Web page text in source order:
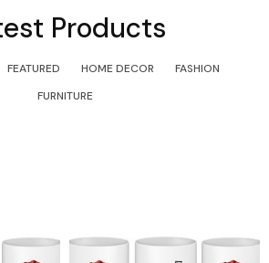
Products
FEATURED HOME DECOR
FASHION
FURNITURE